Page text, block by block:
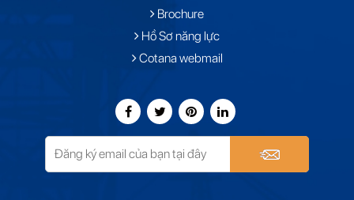
Brochure
Hồ Sơ năng lực
Cotana webmail